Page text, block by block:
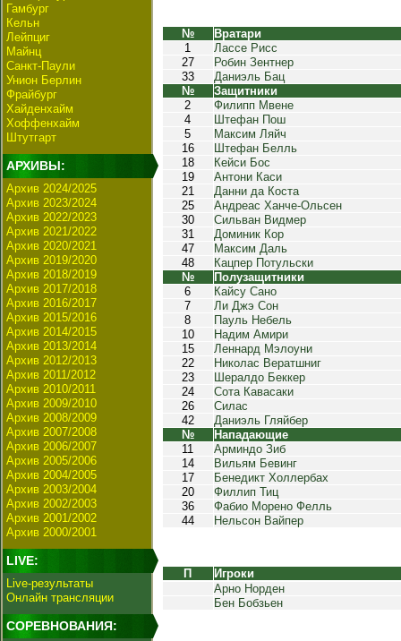
Гамбург
Кельн
Лейпциг
Майнц
Санкт-Паули
Унион Берлин
Фрайбург
Хайденхайм
Хоффенхайм
Штутгарт
АРХИВЫ:
Архив 2024/2025
Архив 2023/2024
Архив 2022/2023
Архив 2021/2022
Архив 2020/2021
Архив 2019/2020
Архив 2018/2019
Архив 2017/2018
Архив 2016/2017
Архив 2015/2016
Архив 2014/2015
Архив 2013/2014
Архив 2012/2013
Архив 2011/2012
Архив 2010/2011
Архив 2009/2010
Архив 2008/2009
Архив 2007/2008
Архив 2006/2007
Архив 2005/2006
Архив 2004/2005
Архив 2003/2004
Архив 2002/2003
Архив 2001/2002
Архив 2000/2001
LIVE:
Live-результаты
Онлайн трансляции
СОРЕВНОВАНИЯ:
№
Вратари
1
Лассе Рисс
27
Робин Зентнер
33
Даниэль Бац
№
Защитники
2
Филипп Мвене
4
Штефан Пош
5
Максим Ляйч
16
Штефан Белль
18
Кейси Бос
19
Антони Каси
21
Данни да Коста
25
Андреас Ханче-Ольсен
30
Сильван Видмер
31
Доминик Кор
47
Максим Даль
48
Кацпер Потульски
№
Полузащитники
6
Кайсу Сано
7
Ли Джэ Сон
8
Пауль Небель
10
Надим Амири
15
Леннард Мэлоуни
22
Николас Вератшниг
23
Шералдо Беккер
24
Сота Кавасаки
26
Силас
42
Даниэль Гляйбер
№
Нападающие
11
Арминдо Зиб
14
Вильям Бевинг
17
Бенедикт Холлербах
20
Филлип Тиц
36
Фабио Морено Фелль
44
Нельсон Вайпер
П
Игроки
Арно Норден
Бен Бобзьен